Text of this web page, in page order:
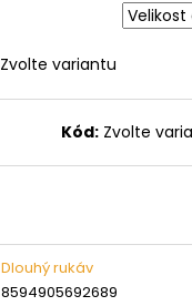
Zvolte variantu
Kód: Zvolte
Dlouhý rukáv
8594905692689